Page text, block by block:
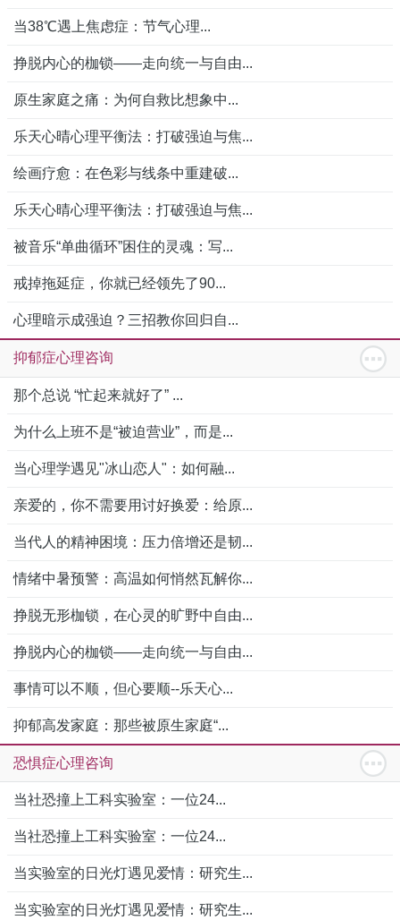
当38℃遇上焦虑症：节气心理...
挣脱内心的枷锁——走向统一与自由...
原生家庭之痛：为何自救比想象中...
乐天心晴心理平衡法：打破强迫与焦...
绘画疗愈：在色彩与线条中重建破...
乐天心晴心理平衡法：打破强迫与焦...
被音乐“单曲循环”困住的灵魂：写...
戒掉拖延症，你就已经领先了90...
心理暗示成强迫？三招教你回归自...
抑郁症心理咨询
那个总说 “忙起来就好了” ...
为什么上班不是“被迫营业”，而是...
当心理学遇见"冰山恋人"：如何融...
亲爱的，你不需要用讨好换爱：给原...
当代人的精神困境：压力倍增还是韧...
情绪中暑预警：高温如何悄然瓦解你...
挣脱无形枷锁，在心灵的旷野中自由...
挣脱内心的枷锁——走向统一与自由...
事情可以不顺，但心要顺--乐天心...
抑郁高发家庭：那些被原生家庭“...
恐惧症心理咨询
当社恐撞上工科实验室：一位24...
当社恐撞上工科实验室：一位24...
当实验室的日光灯遇见爱情：研究生...
当实验室的日光灯遇见爱情：研究生...